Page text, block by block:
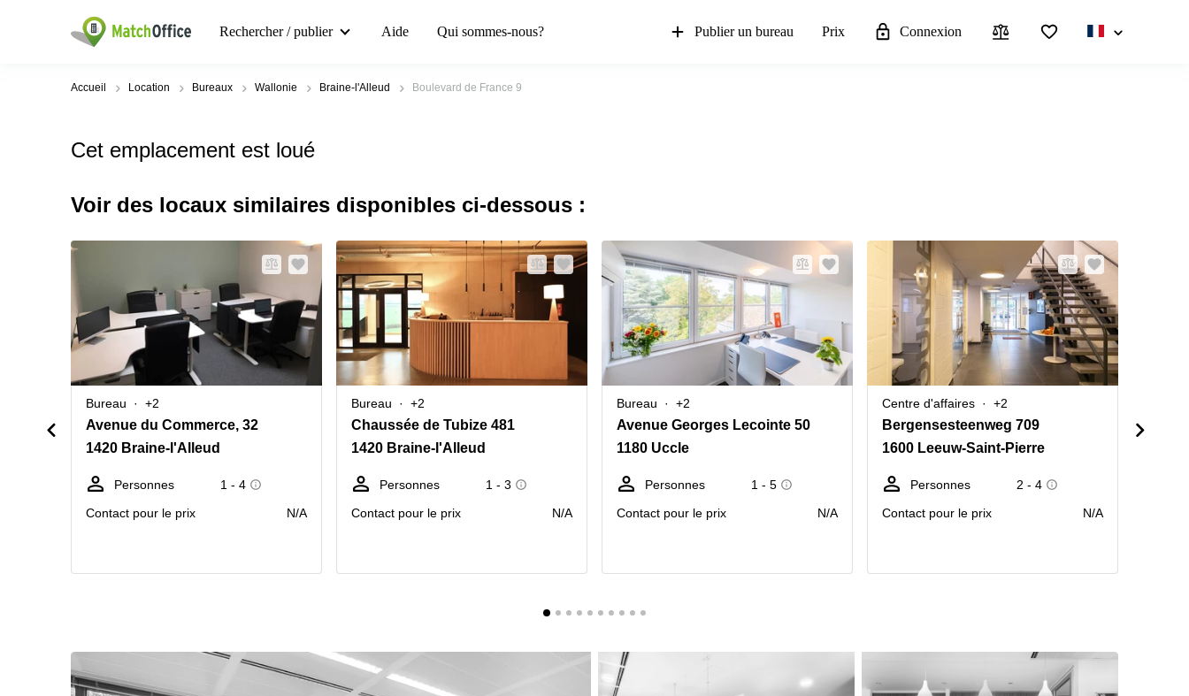
Rechercher / publier Aide Qui sommes-nous? Publier un bureau Prix Connexion
Accueil Location Bureaux Wallonie Braine-l'Alleud Boulevard de France 9
Cet emplacement est loué
Voir des locaux similaires disponibles ci-dessous :
Bureau +2
Avenue du Commerce, 32
1420 Braine-l'Alleud
Personnes
1 - 4
Contact pour le prix
N/A
Bureau +2
Chaussée de Tubize 481
1420 Braine-l'Alleud
Personnes
1 - 3
Contact pour le prix
N/A
Bureau +2
Avenue Georges Lecointe 50
1180 Uccle
Personnes
1 - 5
Contact pour le prix
N/A
Centre d'affaires +2
Bergensesteenweg 709
1600 Leeuw-Saint-Pierre
Personnes
2 - 4
Contact pour le prix
N/A